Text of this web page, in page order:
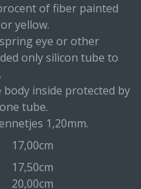
of fiber painted
yellow.
eye or other
only silicon tube to
body inside protected by
tube.
1,20mm.